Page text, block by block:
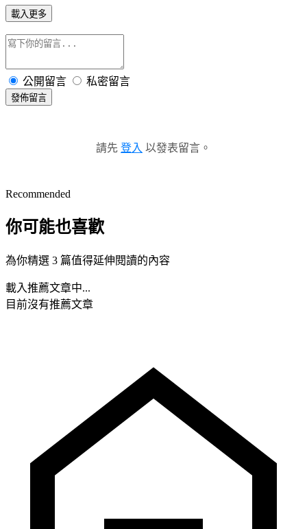
載入更多
公開留言 私密留言
發佈留言
請先 登入 以發表留言。
Recommended
你可能也喜歡
為你精選 3 篇值得延伸閱讀的內容
載入推薦文章中...
目前沒有推薦文章